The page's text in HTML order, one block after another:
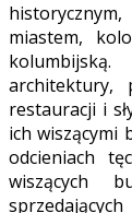
miastem,
architektury,
restauracji i
ich wiszącymi
odcieniach
wiszących